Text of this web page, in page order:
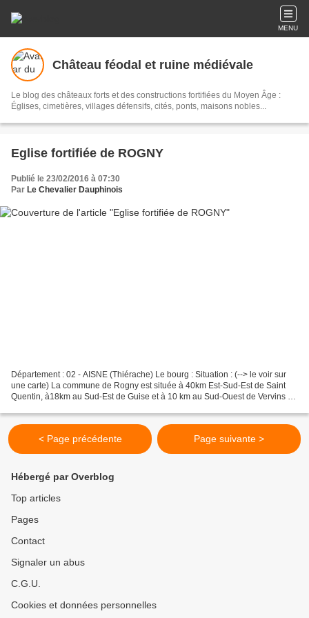
MENU
Château féodal et ruine médiévale
Le blog des châteaux forts et des constructions fortifiées du Moyen Âge :
Églises, cimetières, villages défensifs, cités, ponts, maisons nobles...
Eglise fortifiée de ROGNY
Publié le 23/02/2016 à 07:30
Par Le Chevalier Dauphinois
Département : 02 - AISNE (Thiérache) Le bourg : Situation : (--> le voir sur
une carte) La commune de Rogny est située à 40km Est-Sud-Est de Saint
Quentin, à18km au Sud-Est de Guise et à 10 km au Sud-Ouest de Vervins (
< Page précédente Page suivante >
Hébergé par Overblog
Top articles
Pages
Contact
Signaler un abus
C.G.U.
Cookies et données personnelles